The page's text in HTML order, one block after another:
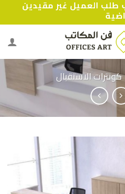
العميل غير مقيدين
كونترات الاستقبال